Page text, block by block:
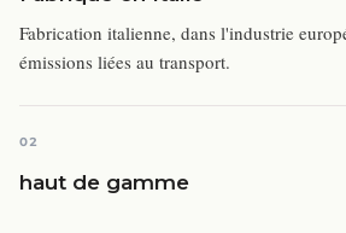
Fabrication italienne, dans l'industrie
émissions liées au transport.
02
haut de gamme